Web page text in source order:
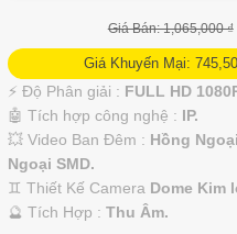
Giá Bán: 1,065,000 ₫
Giá Khuyến Mại:
️⚡ Độ Phân giải : FULL HD
🤖️ Tích hợp công nghệ : IP.
💥 Video Ban Đêm : Hồng
Ngoại SMD.
♊ Thiết Kế Camera Dome Kim
️🔮 Tích Hợp :Thu Âm.